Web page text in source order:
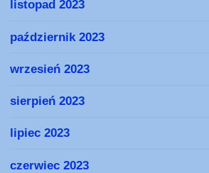
listopad 2023
październik 2023
wrzesień 2023
sierpień 2023
lipiec 2023
czerwiec 2023